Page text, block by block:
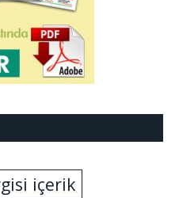
içerik